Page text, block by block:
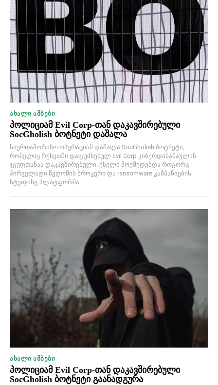
ᲐᲮᲐᲚᲘ ᲐᲛᲑᲔᲑᲘ
პოლიციამ Evil Corp-თან დაკავშირებული
SocGholish ბოტნეტი დაშალა
საერთაშორისო ოპერაციამ დაშალა SocGholish ბოტნეტი,
რომელიც რუსეთში დაფუძნებულ Evil Corp კიბერდანაშაულის
ჯგუფთანაა დაკავშირებული. ქსელი მოქმედებდა როგორც
პირველადი წვდომის ბროკერი და ransomware კამპანიების
სტეიჯინგ პლატფორმა.
ᲐᲮᲐᲚᲘ ᲐᲛᲑᲔᲑᲘ
პოლიციამ Evil Corp-თან დაკავშირებული
SocGholish ბოტნეტი გაანადგურა